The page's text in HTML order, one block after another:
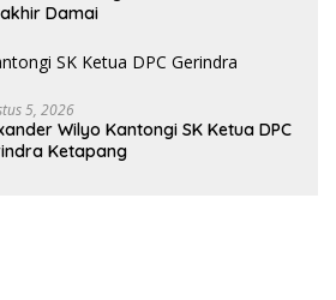
Damai
5, 2026
Wilyo Kantongi SK Ketua DPC
Ketapang